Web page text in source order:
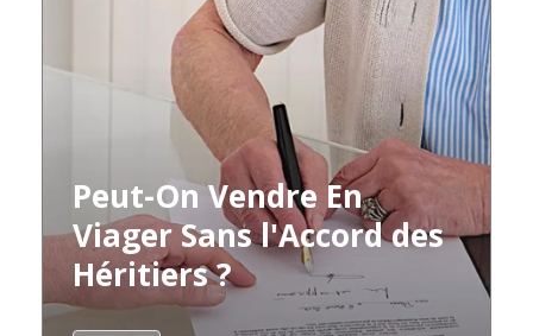
Peut-On Vendre En
Viager Sans l'Accord des
Héritiers ?